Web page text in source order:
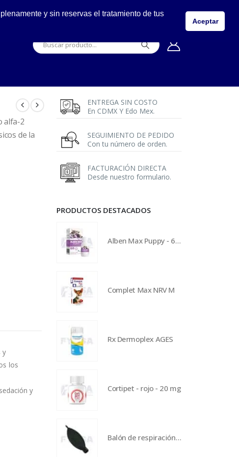
5557149400
alfa-2
de la
y
los
y
ENTREGA SIN COSTO
En CDMX Y Edo Mex.
SEGUIMIENTO DE PEDIDO
Con tu número de orden.
FACTURACIÓN DIRECTA
Desde nuestro formulario.
PRODUCTOS DESTACADOS
Alben Max Puppy - 60 ml
Complet Max NRV M
Rx Dermoplex AGES
Cortipet - rojo - 20 mg
Balón de respiración de 1500 ml
y sin reservas el tratamiento de tus
Aceptar